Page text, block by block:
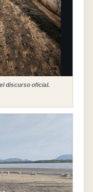
discurso oficial.